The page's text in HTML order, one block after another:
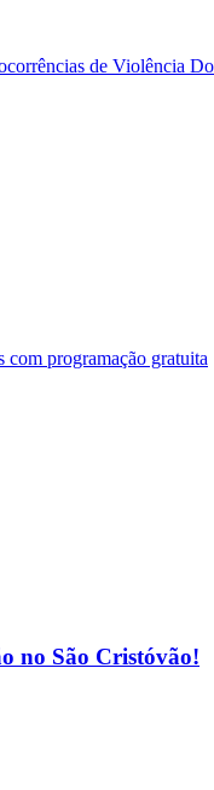
de Violência
com programação gratuita
no São Cristóvão!